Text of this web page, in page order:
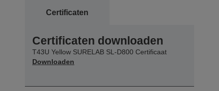
Certificaten
Certificaten downloaden
T43U Yellow SURELAB SL-D800 Certificaat
Downloaden